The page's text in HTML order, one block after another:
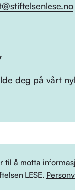
deg på vårt
til å motta
LESE.